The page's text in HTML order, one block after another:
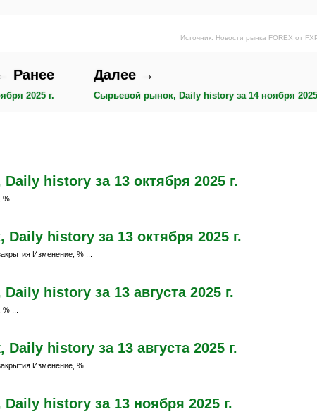
Источник: Новости рынка FOREX от
Ранее
2025 г.
Далее →
Сырьевой рынок, Daily history за 14 ноября 2025
history за 13 октября 2025 г.
% ...
history за 13 октября 2025 г.
Изменение, % ...
history за 13 августа 2025 г.
% ...
history за 13 августа 2025 г.
Изменение, % ...
history за 13 ноября 2025 г.